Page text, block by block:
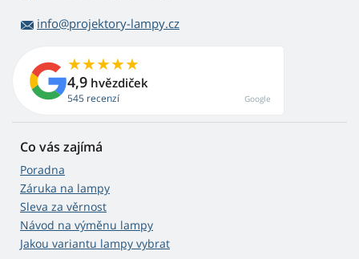
info@projektory-lampy.cz
4,9 hvězdiček
545 recenzí Google
Co vás zajímá
Poradna
Záruka na lampy
Sleva za věrnost
Návod na výměnu lampy
Jakou variantu lampy vybrat